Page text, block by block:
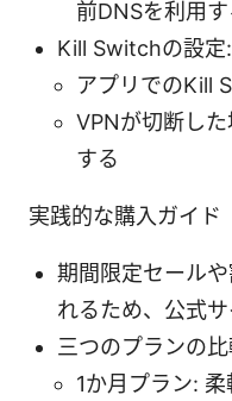
前DNSを利用
Kill Switchの設定:
アプリでのKill
VPNが切断し
する
実践的な購入ガイド
期間限定セール
れるため、公式
三つのプランの
1か月プラン: